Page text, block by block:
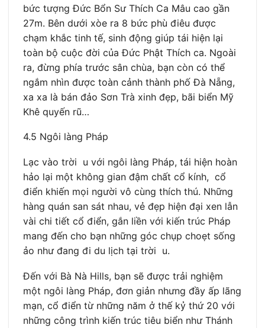
bức tượng Đức Bổn Sư Thích Ca Mâu cao gần
27m. Bên dưới xòe ra 8 bức phù điêu được
chạm khắc tinh tế, sinh động giúp tái hiện lại
toàn bộ cuộc đời của Đức Phật Thích ca. Ngoài
ra, đừng phía trước sân chùa, bạn còn có thể
ngắm nhìn được toàn cảnh thành phố Đà Nẵng,
xa xa là bán đảo Sơn Trà xinh đẹp, bãi biển Mỹ
Khê quyến rũ…
4.5 Ngôi làng Pháp
Lạc vào trời u với ngôi làng Pháp, tái hiện hoàn
hảo lại một không gian đậm chất cổ kính, cổ
điển khiến mọi người vô cùng thích thú. Những
hàng quán san sát nhau, vẻ đẹp hiện đại xen lẫn
vài chi tiết cổ điển, gắn liền với kiến trúc Pháp
mang đến cho bạn những góc chụp choẹt sống
ảo như đang đi du lịch tại trời u.
Đến với Bà Nà Hills, bạn sẽ được trải nghiệm
một ngôi làng Pháp, đơn giản nhưng đầy ấp lãng
mạn, cổ điển từ những năm ở thế kỷ thứ 20 với
những công trình kiến trúc tiêu biển như Thánh